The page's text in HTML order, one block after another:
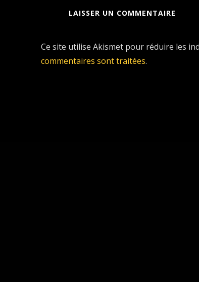
Ce site utilise Akismet pour réduire les
commentaires sont traitées.